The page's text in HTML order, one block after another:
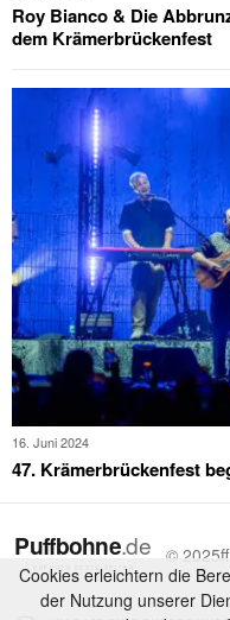
Roy Bianco & Die
dem Krämerbrückenfest
16. Juni 2024
47. Krämerbrückenfest
©
Cookies erleichtern die
der Nutzung unserer